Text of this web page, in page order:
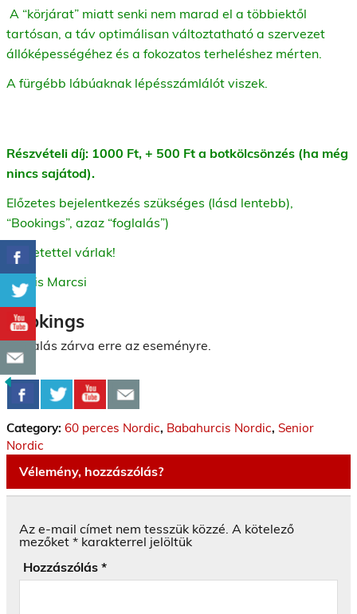
A “körjárat” miatt senki nem marad el a többiektől
tartósan, a táv optimálisan változtatható a szervezet
állóképességéhez és a fokozatos terheléshez mérten.
A fürgébb lábúaknak lépésszámlálót viszek.
Részvételi díj: 1000 Ft, + 500 Ft a botkölcsönzés (ha még
nincs sajátod).
Előzetes bejelentkezés szükséges (lásd lentebb),
“Bookings”, azaz “foglalás”)
Szeretettel várlak!
Kocsis Marcsi
Bookings
Foglalás zárva erre az eseményre.
Category: 60 perces Nordic, Babahurcis Nordic, Senior
Nordic
Vélemény, hozzászólás?
Az e-mail címet nem tesszük közzé. A kötelező
mezőket * karakterrel jelöltük
Hozzászólás *